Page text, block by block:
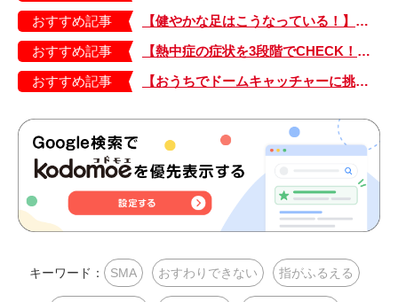
おすすめ記事
【健やかな足はこうなっている！】「疲れた！ 抱っこ！」は靴のせい？ 子どもの足を育てる「足育」を今日からさっそく始めましょう！
おすすめ記事
【熱中症の症状を3段階でCHECK！】症状が軽い順にⅠ～Ⅲ度に分類。この症状が出ていたら、医療機関に連絡を！
おすすめ記事
【おうちでドームキャッチャーに挑戦だ】アンパンマン わくわくドームキャッチャー
キーワード： SMA おすわりできない 指がふるえる